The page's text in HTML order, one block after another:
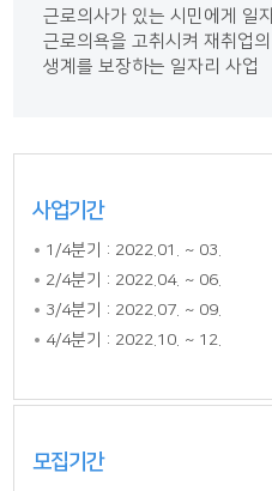
근로의사가 있는 시민에게 일
근로의욕을 고취시켜 재취업
생계를 보장하는 일자리 사업
사업기간
1/4분기 : 2022.01. ~ 03.
2/4분기 : 2022.04. ~ 06.
3/4분기 : 2022.07. ~ 09.
4/4분기 : 2022.10. ~ 12.
모집기간